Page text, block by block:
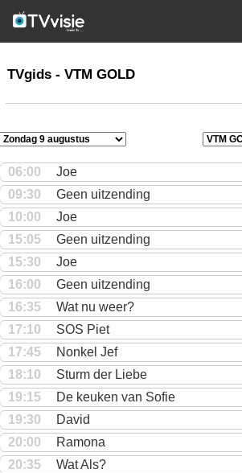
TVgids
TVgids - VTM GOLD
06:00
Joe
09:30
Geen uitzending
10:00
Joe
15:05
Geen uitzending
15:30
Joe
16:00
Geen uitzending
16:35
Wat nu weer?
17:10
SOS Piet
17:45
Nonkel Jef
18:10
Sturm der Liebe
19:15
De keuken van Sofie
19:30
David
20:00
Ramona
20:35
Wat Als?